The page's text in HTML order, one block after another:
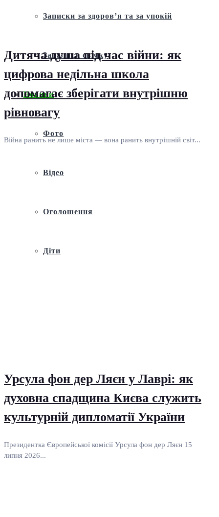
Записки за здоров’я та за упокій
Запалити свічку
Новини
Фото
Відео
Оголошення
Діти
Дитяча душа під час війни: як
цифрова недільна школа
допомагає зберігати внутрішню
рівновагу
Війна ранить не лише міста — вона ранить внутрішній світ...
Урсула фон дер Ляєн у Лаврі: як
духовна спадщина Києва служить
культурній дипломатії України
Президентка Європейської комісії Урсула фон дер Ляєн 15
липня 2026...